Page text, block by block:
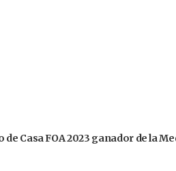
Casa FOA 2023 ganador de la